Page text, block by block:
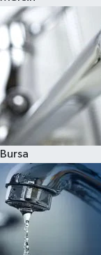
Bursa